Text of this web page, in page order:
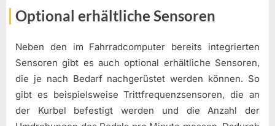
Optional erhältliche Sensoren
Neben den im Fahrradcomputer bereits integrierten
Sensoren gibt es auch optional erhältliche Sensoren,
die je nach Bedarf nachgerüstet werden können. So
gibt es beispielsweise Trittfrequenzsensoren, die an
der Kurbel befestigt werden und die Anzahl der